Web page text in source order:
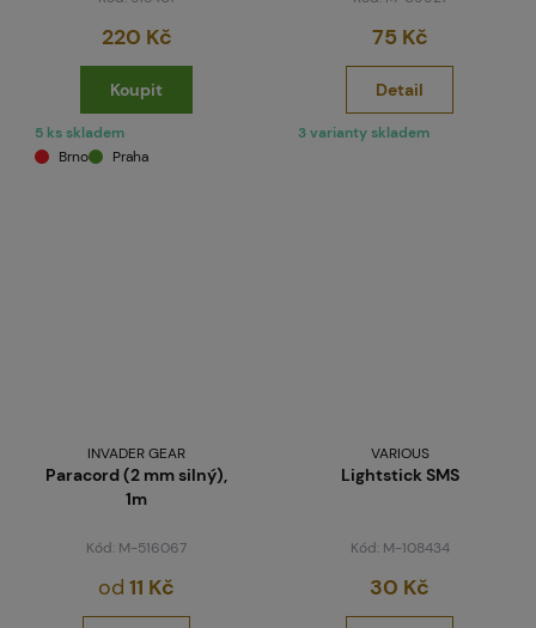
220 Kč
Koupit
5 ks skladem
Brno
Praha
75 Kč
Detail
3 varianty skladem
INVADER GEAR
Paracord (2 mm silný),
1m
Kód: M-516067
od 11 Kč
VARIOUS
Lightstick SMS
Kód: M-108434
30 Kč